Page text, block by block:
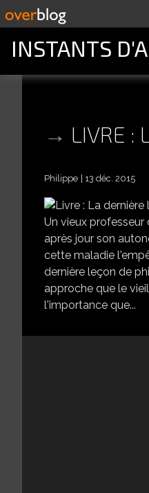
INSTANTS
LIVRE :
Philippe 13 déc. 2015
Un vieux
après jour son
cette maladie
dernière leçon de
approche que le
l'importance que...